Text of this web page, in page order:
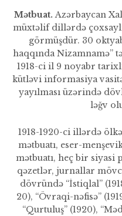
Mətbuat.Azərbaycan
müxtəlif dillərdə
görmüşdür. 30
haqqında Nizamnamə”
1918-ci il 9 noyabr
kütləvi informasiya
yayılması üzərində
ləğv
1918-1920-ci illərdə
mətbuatı, eser-
mətbuatı, heç bir siyasi
qəzetlər, jurnallar
dövründə “İstiqlal”
20), “Övraqi-nəfisə”
“Qurtu­luş” (1920),